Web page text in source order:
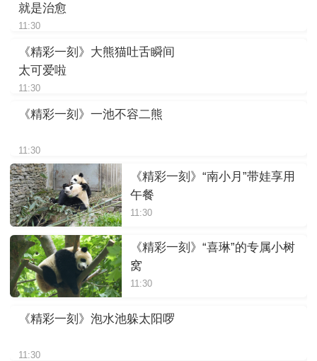
就是治愈
11:30
《精彩一刻》大熊猫吐舌瞬间
太可爱啦
11:30
《精彩一刻》一池不容二熊
11:30
《精彩一刻》“南小月”带娃享用
午餐
11:30
《精彩一刻》“喜琳”的专属小树
窝
11:30
《精彩一刻》泡水池躲太阳啰
11:30